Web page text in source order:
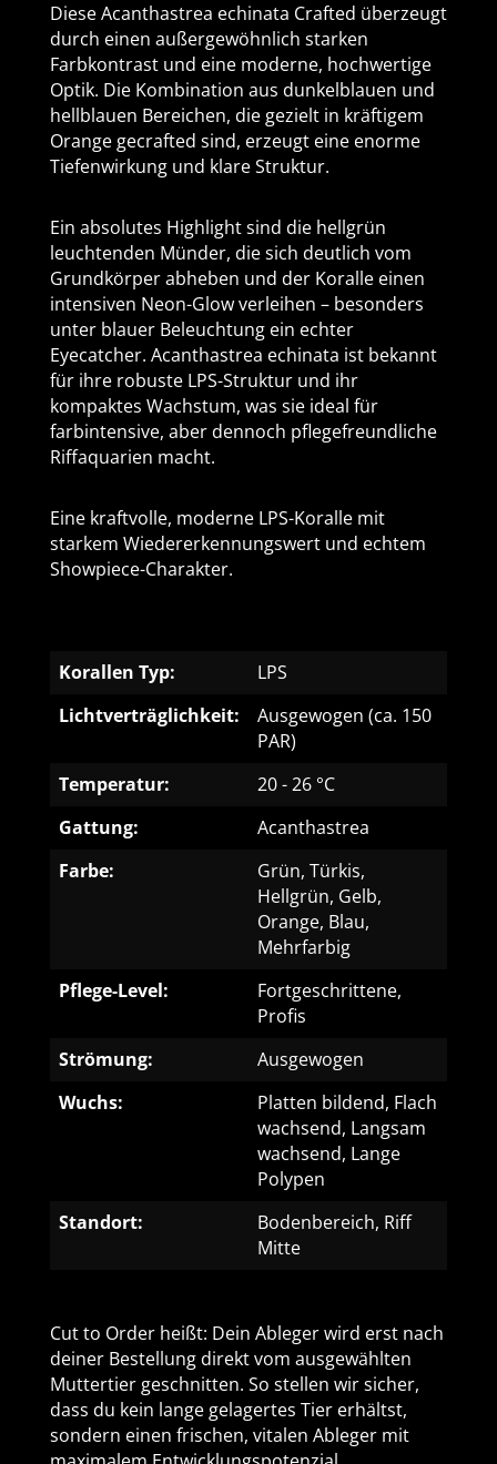
Diese Acanthastrea echinata Crafted überzeugt
durch einen außergewöhnlich starken
Farbkontrast und eine moderne, hochwertige
Optik. Die Kombination aus dunkelblauen und
hellblauen Bereichen, die gezielt in kräftigem
Orange gecrafted sind, erzeugt eine enorme
Tiefenwirkung und klare Struktur.
Ein absolutes Highlight sind die hellgrün
leuchtenden Münder, die sich deutlich vom
Grundkörper abheben und der Koralle einen
intensiven Neon-Glow verleihen – besonders
unter blauer Beleuchtung ein echter
Eyecatcher. Acanthastrea echinata ist bekannt
für ihre robuste LPS-Struktur und ihr
kompaktes Wachstum, was sie ideal für
farbintensive, aber dennoch pflegefreundliche
Riffaquarien macht.
Eine kraftvolle, moderne LPS-Koralle mit
starkem Wiedererkennungswert und echtem
Showpiece-Charakter.
Korallen Typ:
LPS
Lichtverträglichkeit:
Ausgewogen (ca. 150
PAR)
Temperatur:
20 - 26 °C
Gattung:
Acanthastrea
Farbe:
Grün, Türkis,
Hellgrün, Gelb,
Orange, Blau,
Mehrfarbig
Pflege-Level:
Fortgeschrittene,
Profis
Strömung:
Ausgewogen
Wuchs:
Platten bildend, Flach
wachsend, Langsam
wachsend, Lange
Polypen
Standort:
Bodenbereich, Riff
Mitte
Cut to Order heißt: Dein Ableger wird erst nach
deiner Bestellung direkt vom ausgewählten
Muttertier geschnitten. So stellen wir sicher,
dass du kein lange gelagertes Tier erhältst,
sondern einen frischen, vitalen Ableger mit